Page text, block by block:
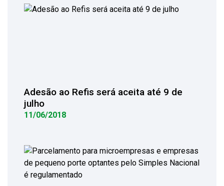
Adesão ao Refis será aceita até 9 de
julho
11/06/2018